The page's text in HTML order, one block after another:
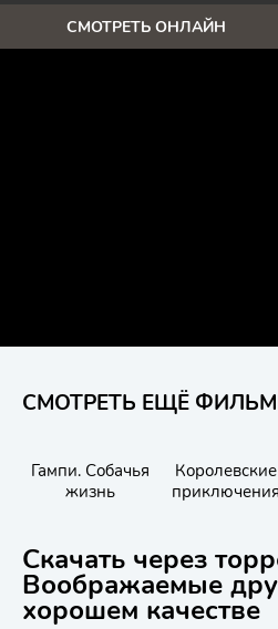
СМОТРЕТЬ ОНЛАЙН
СМОТРЕТЬ ЕЩЁ
Гампи. Собачья
жизнь
Королевские
приключения
Скачать через
Воображаемые
хорошем качестве